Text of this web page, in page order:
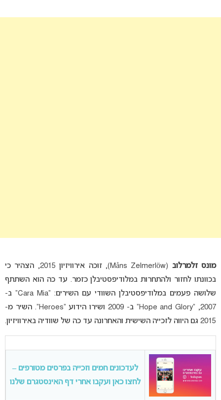
מונס זלמרלוב
(Måns Zelmerlöw), זוכה אירוויזיון 2015, הצהיר כי
בכוונתו לחזור ולהתחרות במלודיפסטיבלן כזמר. עד כה הוא השתתף
שלושה פעמים במלודיפסטיבלן השוודי עם השירים: “Cara Mia” ב-
2007, “Hope and Glory” ב- 2009 ושירו הידוע “Heroes”. השיר מ-
2015 גם היווה לזכייה השישית והאחרונה עד כה של שוודיה באירוויזיון.
לעדכונים חמים וזכייה בפרסים מטורפים –
לחצו כאן ועקבו אחרי דף האינסטגרם שלנו